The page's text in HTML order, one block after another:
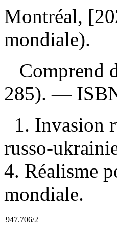
Montréal,
mondiale).
Comprend
285). —
1. Invasion
russo-
4. Réalisme
mondiale.
947.706/2